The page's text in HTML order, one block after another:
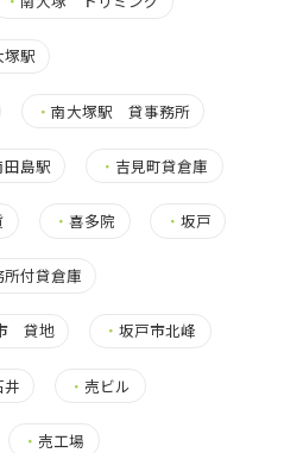
塚駅
・南大塚駅 貸事務所
田島駅 ・ 吉見町貸倉庫
・喜多院 ・ 坂戸
付貸倉庫
貸地 ・坂戸市北峰
井 ・ 売ビル
・ 売工場